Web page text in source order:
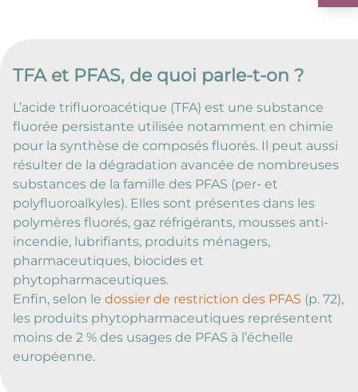
TFA et PFAS, de quoi parle-t-on ?
L’acide trifluoroacétique (TFA) est une substance
fluorée persistante utilisée notamment en chimie
pour la synthèse de composés fluorés. Il peut aussi
résulter de la dégradation avancée de nombreuses
substances de la famille des PFAS (per- et
polyfluoroalkyles). Elles sont présentes dans les
polymères fluorés, gaz réfrigérants, mousses anti-
incendie, lubrifiants, produits ménagers,
pharmaceutiques, biocides et
phytopharmaceutiques.
Enfin, selon le dossier de restriction des PFAS (p. 72),
les produits phytopharmaceutiques représentent
moins de 2 % des usages de PFAS à l’échelle
européenne.